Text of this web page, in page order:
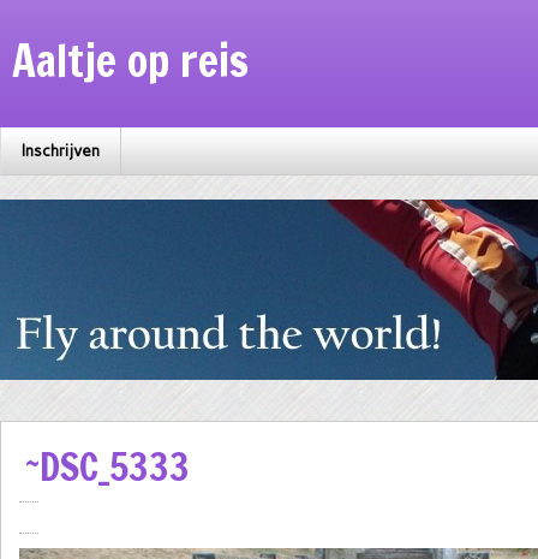
Aaltje op reis
Inschrijven
~DSC_5333